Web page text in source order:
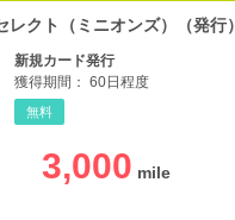
レクト（ミニオンズ）（発行）
新規カード発行
獲得期間： 60日程度
無料
3,000